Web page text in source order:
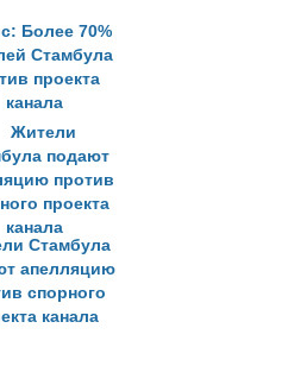
Более 70%
Стамбула
проекта
канала
Стамбула
апелляцию
спорного
канала